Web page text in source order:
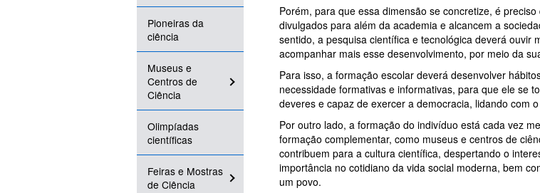
Pioneiras da
ciência
Museus e
Centros de
Ciência
Olimpíadas
científicas
Feiras e Mostras
de Ciência
Porém, para que essa dimensão se concretize, é
divulgados para além da academia e alcancem a
sentido, a pesquisa científica e tecnológica deverá
acompanhar mais esse desenvolvimento, por meio da
Para isso, a formação escolar deverá desenvolver
necessidade formativas e informativas, para que ele se
deveres e capaz de exercer a democracia, lidando com
Por outro lado, a formação do indivíduo está cada vez
formação complementar, como museus e centros de
contribuem para a cultura científica, despertando o
importância no cotidiano da vida social moderna, bem
um povo.